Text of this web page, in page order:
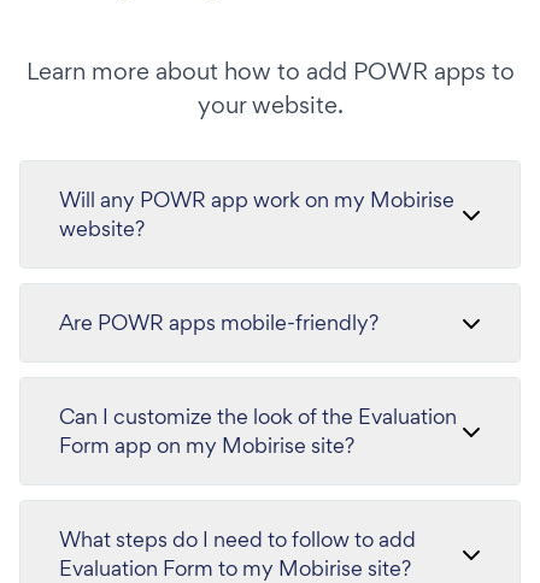
Learn more about how to add POWR apps to
your website.
Will any POWR app work on my Mobirise
website?
Are POWR apps mobile-friendly?
Can I customize the look of the Evaluation
Form app on my Mobirise site?
What steps do I need to follow to add
Evaluation Form to my Mobirise site?